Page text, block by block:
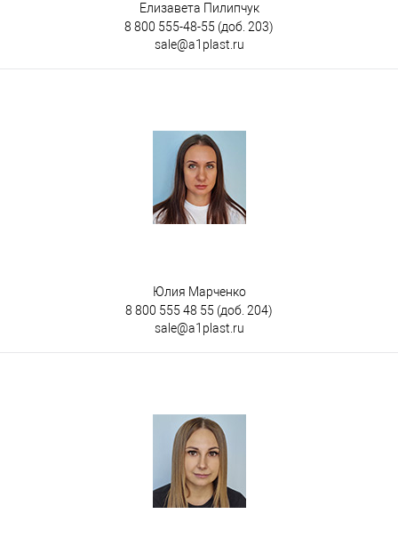
Елизавета Пилипчук
8 800 555-48-55 (доб. 203)
sale@a1plast.ru
Юлия Марченко
8 800 555 48 55 (доб. 204)
sale@a1plast.ru